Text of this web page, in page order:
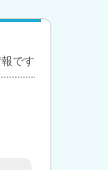
です